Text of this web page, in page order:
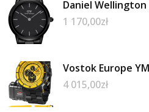
Daniel Wellington
1 170,00zł
Vostok Europe
4 015,00zł